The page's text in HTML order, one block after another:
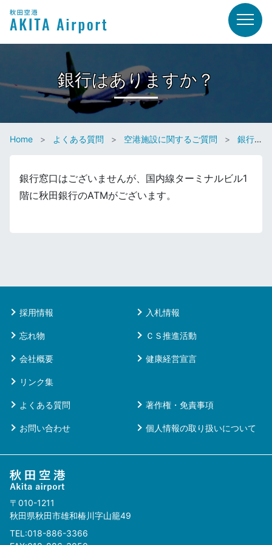
銀行はありますか？
Home よくある質問 空港施設に関するご質問 銀行はありますか？
銀行窓口はございませんが、国内線ターミナルビル1
階に秋田銀行のATMがございます。
採用情報 入札情報
忘れ物 ＣＳ推進活動
会社概要 健康経営宣言
リンク集
よくある質問 著作権・免責事項
お問い合わせ 個人情報の取り扱いについて
〒010-1211
秋田県秋田市雄和椿川字山籠49
TEL:018-886-3366